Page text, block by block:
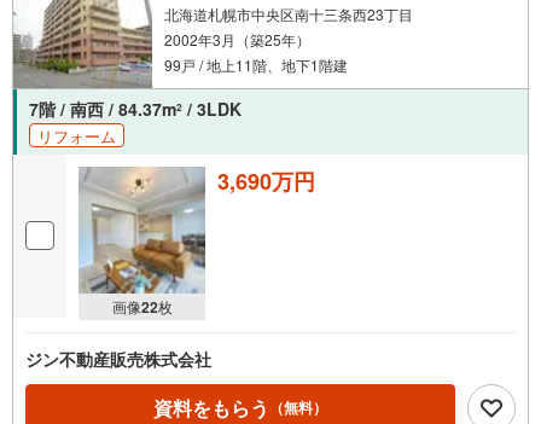
北海道札幌市中央区南十三条西23丁目
2002年3月（築25年）
99戸 / 地上11階、地下1階建
7階 / 南西 / 84.37m2 / 3LDK
リフォーム
画像22枚
3,690万円
ジン不動産販売株式会社
資料をもらう （無料）